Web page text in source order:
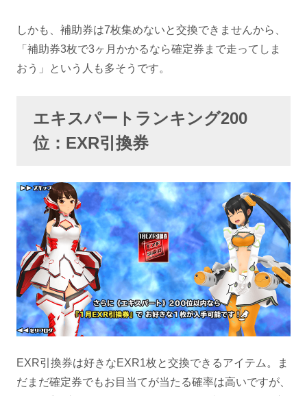
しかも、補助券は7枚集めないと交換できませんから、
「補助券3枚で3ヶ月かかるなら確定券まで走ってしま
おう」という人も多そうです。
エキスパートランキング200
位：EXR引換券
EXR引換券は好きなEXR1枚と交換できるアイテム。ま
だまだ確定券でもお目当てが当たる確率は高いですが、